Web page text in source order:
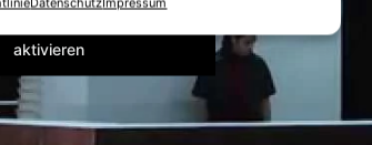
aktivieren